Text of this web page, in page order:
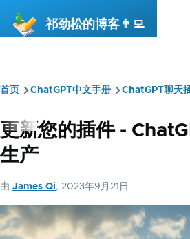
祁劲松的博客👨‍💻
面
包
屑
首页 ChatGPT中文手册 ChatGPT聊天
更新您的插件 -
生产
由 James Qi, 2023年9月21日